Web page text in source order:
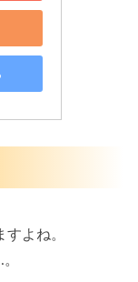
よね。